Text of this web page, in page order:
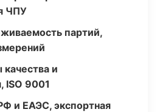
ЧПУ
партий,
и
ISO 9001
и ЕАЭС, экспортная